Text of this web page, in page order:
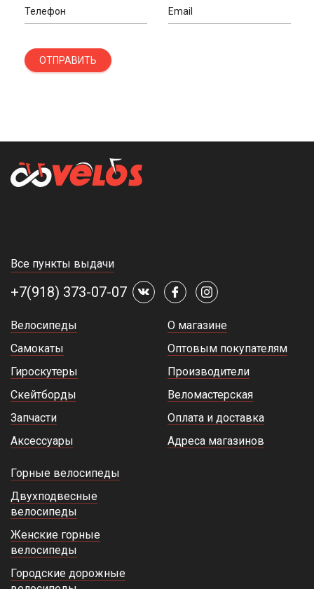
Телефон Email
ОТПРАВИТЬ
Все пункты выдачи
+7(918) 373-07-07
Велосипеды
Самокаты
Гироскутеры
Скейтборды
Запчасти
Аксессуары
О магазине
Оптовым покупателям
Производители
Веломастерская
Оплата и доставка
Адреса магазинов
Горные велосипеды
Двухподвесные
велосипеды
Женские горные
велосипеды
Городские дорожные